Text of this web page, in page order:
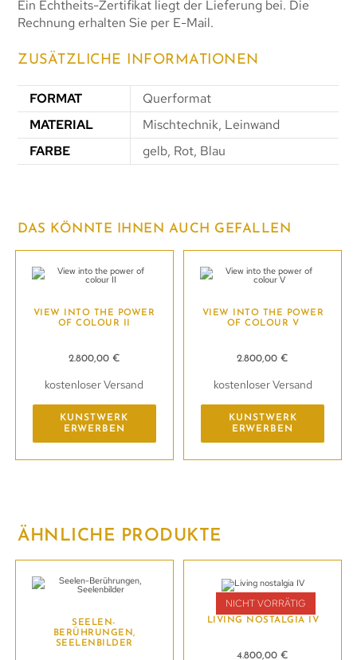
Ein Echtheits-Zertifikat liegt der Lieferung bei. Die
Rechnung erhalten Sie per E-Mail.
ZUSÄTZLICHE INFORMATIONEN
FORMAT
Querformat
MATERIAL
Mischtechnik, Leinwand
FARBE
gelb, Rot, Blau
DAS KÖNNTE IHNEN AUCH GEFALLEN
VIEW INTO THE POWER
OF COLOUR II
2.800,00 €
kostenloser Versand
KUNSTWERK
ERWERBEN
VIEW INTO THE POWER
OF COLOUR V
2.800,00€
kostenloser Versand
KUNSTWERK
ERWERBEN
ÄHNLICHE PRODUKTE
SEELEN-
BERÜHRUNGEN,
SEELENBILDER
NICHT VORRÄTIG
LIVING NOSTALGIA IV
4.800,00€